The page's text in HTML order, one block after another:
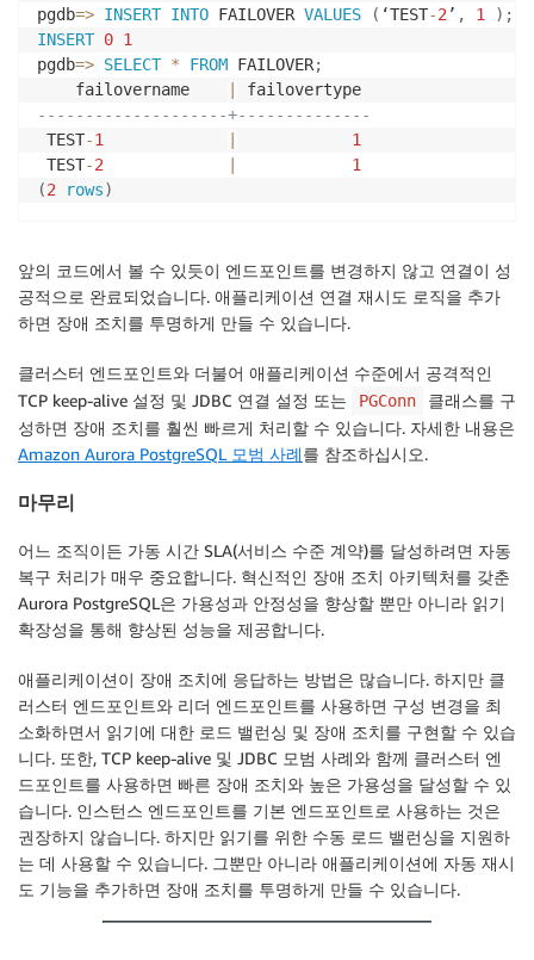
pgdb=> INSERT INTO FAILOVER VALUES ( ‘TEST-2 ’ , 1 ) ;
INSERT 0 1
pgdb=> SELECT * FROM FAILOVER;
    failovername
--------------------+--------------
TEST-1
1
TEST-2
1
(2 rows)
앞의 코드에서 볼 수 있듯이 엔드포인트를 변경하지 않고 연결이 성
공적으로 완료되었습니다. 애플리케이션 연결 재시도 로직을 추가
하면 장애 조치를 투명하게 만들 수 있습니다.
클러스터 엔드포인트와 더불어 애플리케이션 수준에서 공격적인
TCP keep-alive 설정 및 JDBC 연결 설정 또는
PGConn
클래스를 구
성하면 장애 조치를 훨씬 빠르게 처리할 수 있습니다. 자세한 내용은
Amazon Aurora PostgreSQL 모범 사례를 참조하십시오.
마무리
어느 조직이든 가동 시간 SLA(서비스 수준 계약)를 달성하려면 자동
복구 처리가 매우 중요합니다. 혁신적인 장애 조치 아키텍처를 갖춘
Aurora PostgreSQL은 가용성과 안정성을 향상할 뿐만 아니라 읽기
확장성을 통해 향상된 성능을 제공합니다.
애플리케이션이 장애 조치에 응답하는 방법은 많습니다. 하지만 클
러스터 엔드포인트와 리더 엔드포인트를 사용하면 구성 변경을 최
소화하면서 읽기에 대한 로드 밸런싱 및 장애 조치를 구현할 수 있습
니다. 또한, TCP keep-alive 및 JDBC 모범 사례와 함께 클러스터 엔
드포인트를 사용하면 빠른 장애 조치와 높은 가용성을 달성할 수 있
습니다. 인스턴스 엔드포인트를 기본 엔드포인트로 사용하는 것은
권장하지 않습니다. 하지만 읽기를 위한 수동 로드 밸런싱을 지원하
는 데 사용할 수 있습니다. 그뿐만 아니라 애플리케이션에 자동 재시
도 기능을 추가하면 장애 조치를 투명하게 만들 수 있습니다.